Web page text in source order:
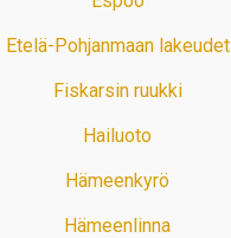
Etelä-Pohjanmaan lakeudet
Fiskarsin ruukki
Hailuoto
Hämeenkyrö
Hämeenlinna